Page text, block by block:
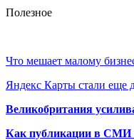
Полезное
Что мешает малому
Яндекс Карты стали еще
Великобритания
Как публикации в СМИ